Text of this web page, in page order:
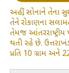
અહીં, સોનાને તેના
તેને રોકાણના
તેમજ
થતી રહે છે.
પ્રતિ 10 ગ્રામ અને